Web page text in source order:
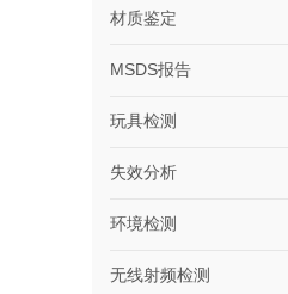
材质鉴定
MSDS报告
玩具检测
失效分析
环境检测
无线射频检测